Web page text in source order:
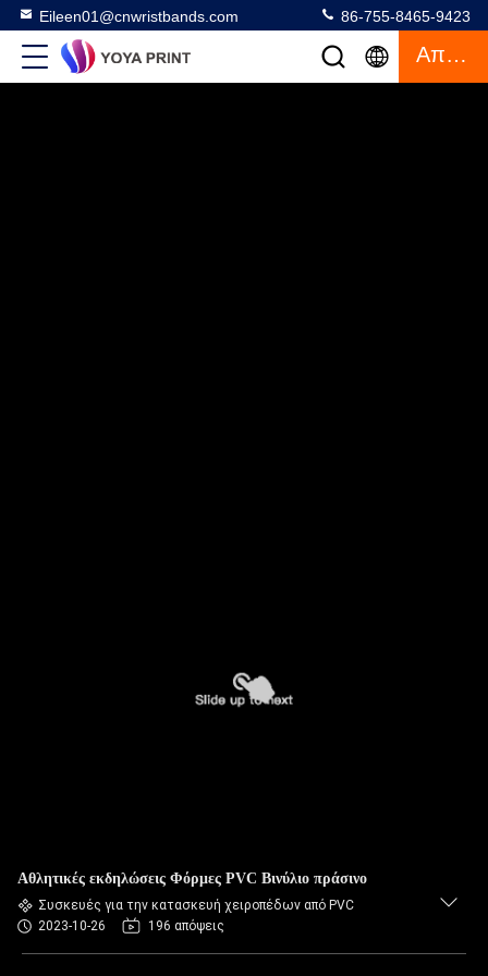
Eileen01@cnwristbands.com 86-755-8465-9423
Απόσπασμα
Αθλητικές εκδηλώσεις Φόρμες PVC Βινύλιο πράσινο
Συσκευές για την κατασκευή χειροπέδων από PVC
2023-10-26
196 απόψεις